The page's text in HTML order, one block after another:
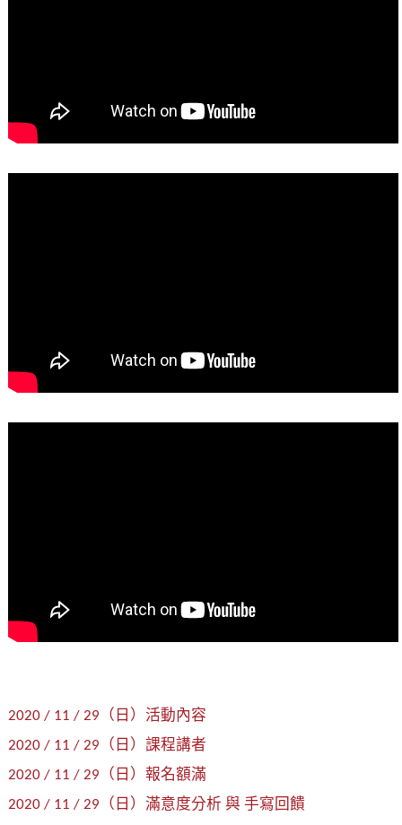
2020 / 11 / 29（日）活動內容
2020 / 11 / 29（日）課程講者
2020 / 11 / 29（日）報名額滿
2020 / 11 / 29（日）滿意度分析 與 手寫回饋